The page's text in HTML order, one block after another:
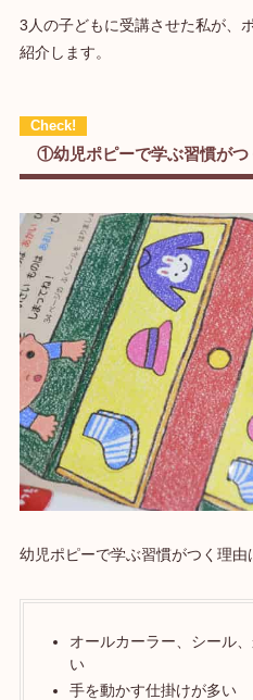
3人の子どもに受講させた私が、
紹介します。
①幼児ポピーで学ぶ習慣がつ
幼児ポピーで学ぶ習慣がつく理由
オールカーラー、シール
い
手を動かす仕掛けが多い